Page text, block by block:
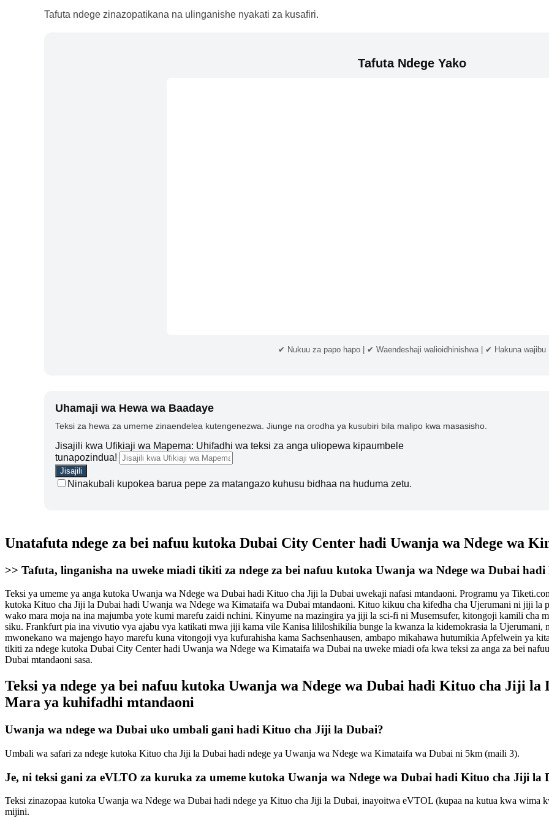
Tafuta ndege zinazopatikana na ulinganishe nyakati za kusafiri.
Tafuta Ndege Yako
✔ Nukuu za papo hapo | ✔ Waendeshaji walioidhinishwa | ✔ Hakuna wajibu
Uhamaji wa Hewa wa Baadaye
Teksi za hewa za umeme zinaendelea kutengenezwa. Jiunge na orodha ya kusubiri bila malipo kwa masasisho.
Jisajili kwa Ufikiaji wa Mapema: Uhifadhi wa teksi za anga uliopewa kipaumbele
tunapozindua!
Ninakubali kupokea barua pepe za matangazo kuhusu bidhaa na huduma zetu.
Unatafuta ndege za bei nafuu kutoka Dubai City Center hadi Uwanja wa Ndege wa
>> Tafuta, linganisha na uweke miadi tikiti za ndege za bei nafuu kutoka Uwanja wa Ndege wa Dubai
Teksi ya umeme ya anga kutoka Uwanja wa Ndege wa Dubai hadi Kituo cha Jiji la Dubai uwekaji nafasi mtandaoni. Programu ya
kutoka Kituo cha Jiji la Dubai hadi Uwanja wa Ndege wa Kimataifa wa Dubai mtandaoni. Kituo kikuu cha kifedha cha Ujerumani ni jiji la
wako mara moja na ina majumba yote kumi marefu zaidi nchini. Kinyume na mazingira ya jiji la sci-fi ni Musemsufer, kitongoji kamili cha
siku. Frankfurt pia ina vivutio vya ajabu vya katikati mwa jiji kama vile Kanisa lililoshikilia bunge la kwanza la kidemokrasia la Ujerumani,
mwonekano wa majengo hayo marefu kuna vitongoji vya kufurahisha kama Sachsenhausen, ambapo mikahawa hutumikia Apfelwein ya
tikiti za ndege kutoka Dubai City Center hadi Uwanja wa Ndege wa Kimataifa wa Dubai na uweke miadi ofa kwa teksi za anga za bei
Dubai mtandaoni sasa.
Teksi ya ndege ya bei nafuu kutoka Uwanja wa Ndege wa Dubai hadi Kituo cha Jiji
Mara ya kuhifadhi mtandaoni
Uwanja wa ndege wa Dubai uko umbali gani hadi Kituo cha Jiji la Dubai?
Umbali wa safari za ndege kutoka Kituo cha Jiji la Dubai hadi ndege ya Uwanja wa Ndege wa Kimataifa wa Dubai ni 5km (maili 3).
Je, ni teksi gani za eVLTO za kuruka za umeme kutoka Uwanja wa Ndege wa Dubai hadi Kituo cha Jiji la
Teksi zinazopaa kutoka Uwanja wa Ndege wa Dubai hadi ndege ya Kituo cha Jiji la Dubai, inayoitwa eVTOL (kupaa na kutua kwa wima
mijini.